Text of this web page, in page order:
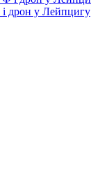
дрон у Лейпцигу